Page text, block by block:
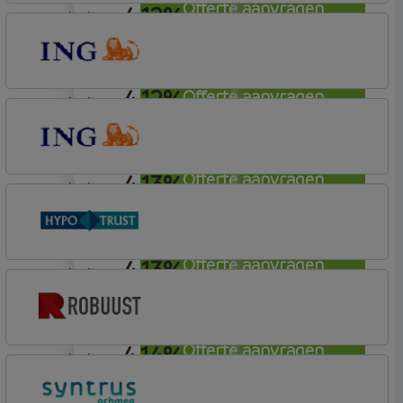
Offerte aanvragen
4,12%
Offerte aanvragen
annuiteit
4,12%
Offerte aanvragen
Budget (Incl. Korting)
annuiteit
4,13%
Offerte aanvragen
Basis (Incl. Korting)
annuiteit
4,13%
Offerte aanvragen
Basis (Incl. Korting)
annuiteit
4,14%
Vrij Leven Hypotheek
annuiteit